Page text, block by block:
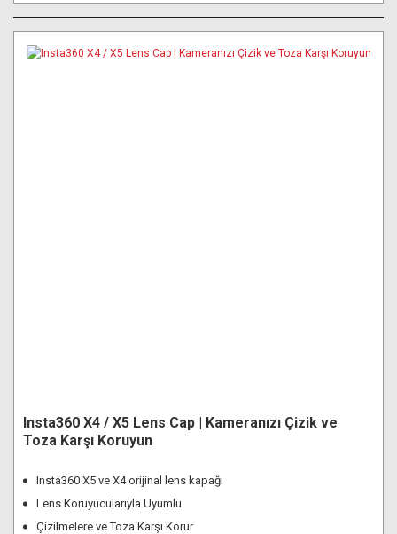
Insta360 X4 / X5 Lens Cap | Kameranızı Çizik ve
Toza Karşı Koruyun
Insta360 X5 ve X4 orijinal lens kapağı
Lens Koruyucularıyla Uyumlu
Çizilmelere ve Toza Karşı Korur